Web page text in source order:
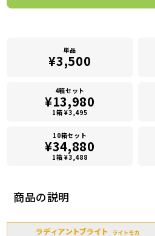
商品の説明
単品
¥3,500
4箱セット
¥13,980
1箱 ¥3,495
10箱セット
¥34,880
1箱 ¥3,488